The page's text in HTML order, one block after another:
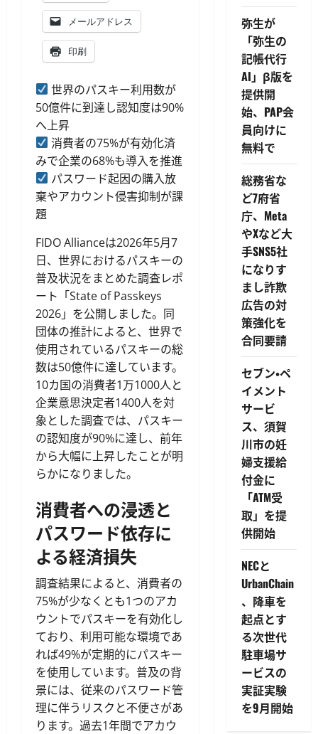
メールアドレス
印刷
世界のパスキー利用数が
50億件に到達し認知度は90%
へ上昇
消費者の75%が有効化済
みで企業の68%も導入を推進
パスワード起因の購入放
棄やアカウント侵害抑制が課
題
FIDO Allianceは2026年5月7
日、世界におけるパスキーの
普及状況をまとめた調査レポ
ート「State of Passkeys
2026」を公開しました。同
団体の推計によると、世界で
使用されているパスキーの総
数は50億件に達しています。
10カ国の消費者1万1000人と
企業意思決定者1400人を対
象とした調査では、パスキー
の認知度が90%に達し、前年
から大幅に上昇したことが明
らかになりました。
消費者への浸透と
パスワード依存に
よる経済損失
調査結果によると、消費者の
75%が少なくとも1つのアカ
ウントでパスキーを有効化し
ており、利用可能な環境であ
れば49%が定期的にパスキー
を使用しています。普及の背
景には、従来のパスワード管
理に伴うリスクと不便さがあ
ります。過去1年間でアカウ
弥生が
「弥生の
記帳代行
AI」β版を
提供開
始、PAP会
員向けに
無料で
総務省な
ど7府省
庁、Meta
やXなど大
手SNS5社
になりす
まし詐欺
広告の対
策強化を
合同要請
セブン・ペ
イメント
サービ
ス、須賀
川市の妊
婦支援給
付金に
「ATM受
取」を提
供開始
NECと
UrbanChain
、降車を
起点とす
る次世代
駐車場サ
ービスの
実証実験
を9月開始